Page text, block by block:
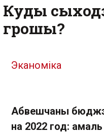
Куды
грошы?
Эканоміка
Абвешчаны
на 2022 год: